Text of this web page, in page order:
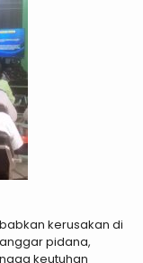
kerusakan di
pidana,
keutuhan